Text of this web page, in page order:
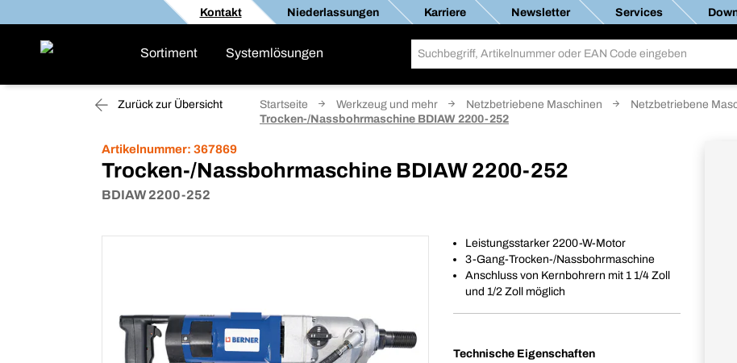
Kontakt Niederlassungen Karriere Newsletter Services
Sortiment Systemlösungen
Zurück zur Übersicht Startseite Werkzeug und mehr Netzbetriebene Maschinen
Netzbetriebene
Trocken-/Nassbohrmaschine BDIAW 2200-252
Artikelnummer: 367869
Trocken-/Nassbohrmaschine BDIAW 2200-252
BDIAW 2200-252
Leistungsstarker 2200-W-Motor
3-Gang-Trocken-/Nassbohrmaschine
Anschluss von Kernbohrern mit 1 1/4 Zoll
und 1/2 Zoll möglich
Technische Eigenschaften